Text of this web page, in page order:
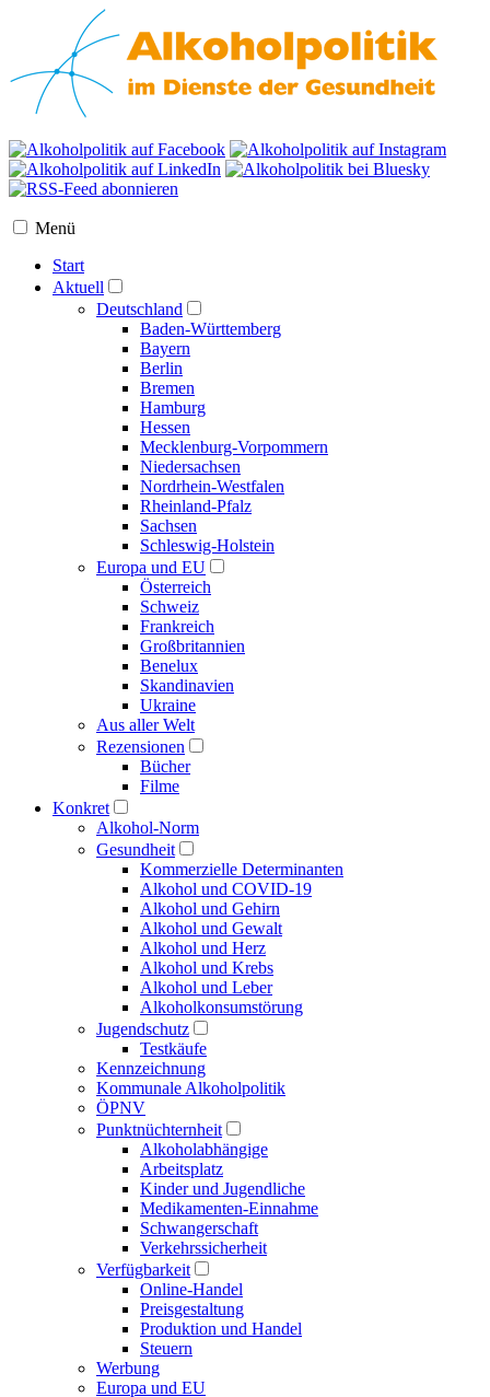
Menü
Start
Aktuell
Deutschland
Baden-Württemberg
Bayern
Berlin
Bremen
Hamburg
Hessen
Mecklenburg-Vorpommern
Niedersachsen
Nordrhein-Westfalen
Rheinland-Pfalz
Sachsen
Schleswig-Holstein
Europa und EU
Österreich
Schweiz
Frankreich
Großbritannien
Benelux
Skandinavien
Ukraine
Aus aller Welt
Rezensionen
Bücher
Filme
Konkret
Alkohol-Norm
Gesundheit
Kommerzielle Determinanten
Alkohol und COVID-19
Alkohol und Gehirn
Alkohol und Gewalt
Alkohol und Herz
Alkohol und Krebs
Alkohol und Leber
Alkoholkonsumstörung
Jugendschutz
Testkäufe
Kennzeichnung
Kommunale Alkoholpolitik
ÖPNV
Punktnüchternheit
Alkoholabhängige
Arbeitsplatz
Kinder und Jugendliche
Medikamenten-Einnahme
Schwangerschaft
Verkehrssicherheit
Verfügbarkeit
Online-Handel
Preisgestaltung
Produktion und Handel
Steuern
Werbung
Europa und EU